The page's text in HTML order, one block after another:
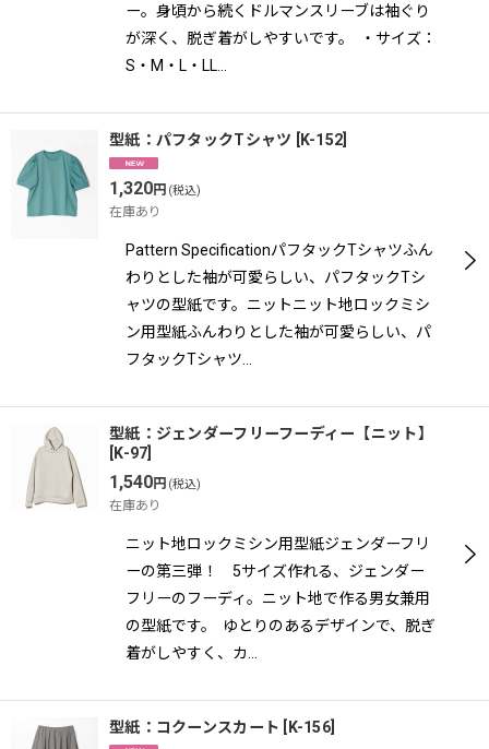
ー。身頃から続くドルマンスリーブは袖ぐり
が深く、脱ぎ着がしやすいです。 ・サイズ：
S・M・L・LL…
型紙：パフタックTシャツ [K-152]
1,320円 (税込)
在庫あり
Pattern SpecificationパフタックTシャツふん
わりとした袖が可愛らしい、パフタックTシ
ャツの型紙です。ニットニット地ロックミシ
ン用型紙ふんわりとした袖が可愛らしい、パ
フタックTシャツ…
型紙：ジェンダーフリーフーディー【ニット】
[K-97]
1,540円 (税込)
在庫あり
ニット地ロックミシン用型紙ジェンダーフリ
ーの第三弾！ 5サイズ作れる、ジェンダー
フリーのフーディ。ニット地で作る男女兼用
の型紙です。 ゆとりのあるデザインで、脱ぎ
着がしやすく、カ…
型紙：コクーンスカート [K-156]